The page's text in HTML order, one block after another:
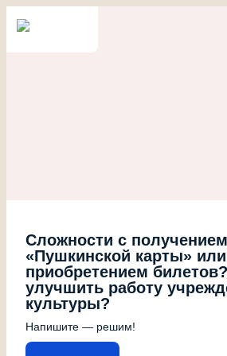
Сложности с получением
«Пушкинской карты» или
приобретением
улучшить работу
культуры?
Напишите — решим!